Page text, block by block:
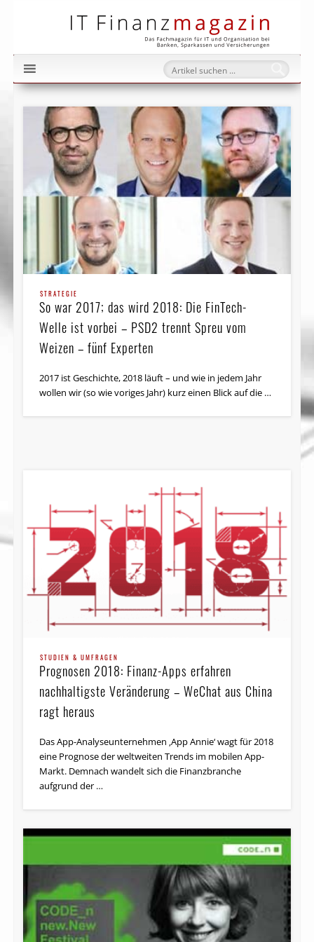
STRATEGIE
So war 2017; das wird 2018: Die FinTech-
Welle ist vorbei – PSD2 trennt Spreu vom
Weizen – fünf Experten
2017 ist Geschichte, 2018 läuft – und wie in jedem Jahr
wollen wir (so wie voriges Jahr) kurz einen Blick auf die …
STUDIEN & UMFRAGEN
Prognosen 2018: Finanz-Apps erfahren
nachhaltigste Veränderung – WeChat aus China
ragt heraus
Das App-Analyseunternehmen ‚App Annie‘ wagt für 2018
eine Prognose der weltweiten Trends im mobilen App-
Markt. Demnach wandelt sich die Finanzbranche
aufgrund der …